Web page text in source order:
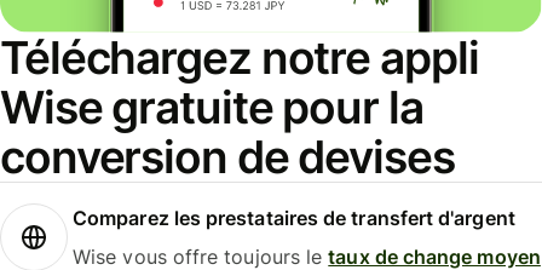
Téléchargez notre appli
Wise gratuite pour la
conversion de devises
Comparez les prestataires de transfert d'argent
Wise vous offre toujours letaux de change moyen